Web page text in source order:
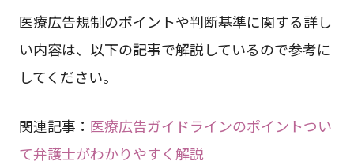
医療広告規制のポイントや判断基準に関する詳し
い内容は、以下の記事で解説しているので参考に
してください。
関連記事： 医療広告ガイドラインのポイントつい
て弁護士がわかりやすく解説